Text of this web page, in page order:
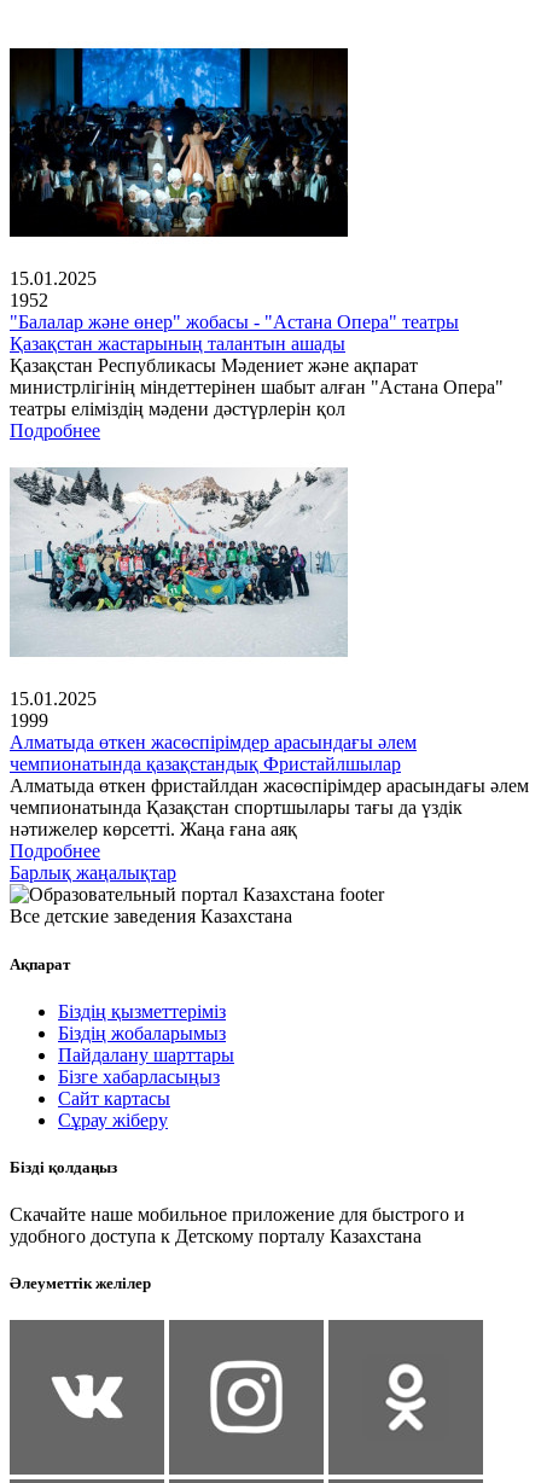
15.01.2025
1952
"Балалар және өнер" жобасы - "Астана Опера" театры
Қазақстан жастарының талантын ашады
Қазақстан Республикасы Мәдениет және ақпарат
министрлігінің міндеттерінен шабыт алған "Астана Опера"
театры еліміздің мәдени дәстүрлерін қол
Подробнее
15.01.2025
1999
Алматыда өткен жасөспірімдер арасындағы әлем
чемпионатында қазақстандық Фристайлшылар
Алматыда өткен фристайлдан жасөспірімдер арасындағы әлем
чемпионатында Қазақстан спортшылары тағы да үздік
нәтижелер көрсетті. Жаңа ғана аяқ
Подробнее
Барлық жаңалықтар
Все детские заведения Казахстана
Ақпарат
Біздің қызметтеріміз
Біздің жобаларымыз
Пайдалану шарттары
Бізге хабарласыңыз
Сайт картасы
Сұрау жіберу
Бізді қолдаңыз
Скачайте наше мобильное приложение для быстрого и
удобного доступа к Детскому порталу Казахстана
Әлеуметтік желілер